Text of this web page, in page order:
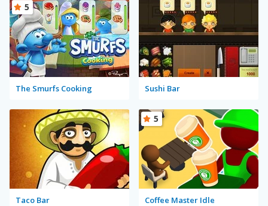
The Smurfs Cooking
5
Sushi Bar
Taco Bar Coffee Master Idle
5